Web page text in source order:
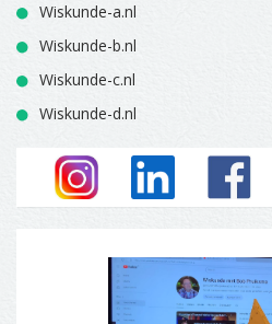
Wiskunde-a.nl
Wiskunde-b.nl
Wiskunde-c.nl
Wiskunde-d.nl